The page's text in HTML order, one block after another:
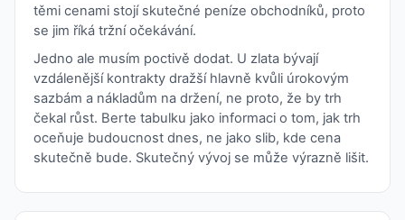
těmi cenami stojí skutečné peníze obchodníků, proto
se jim říká tržní očekávání.
Jedno ale musím poctivě dodat. U zlata bývají
vzdálenější kontrakty dražší hlavně kvůli úrokovým
sazbám a nákladům na držení, ne proto, že by trh
čekal růst. Berte tabulku jako informaci o tom, jak trh
oceňuje budoucnost dnes, ne jako slib, kde cena
skutečně bude. Skutečný vývoj se může výrazně lišit.